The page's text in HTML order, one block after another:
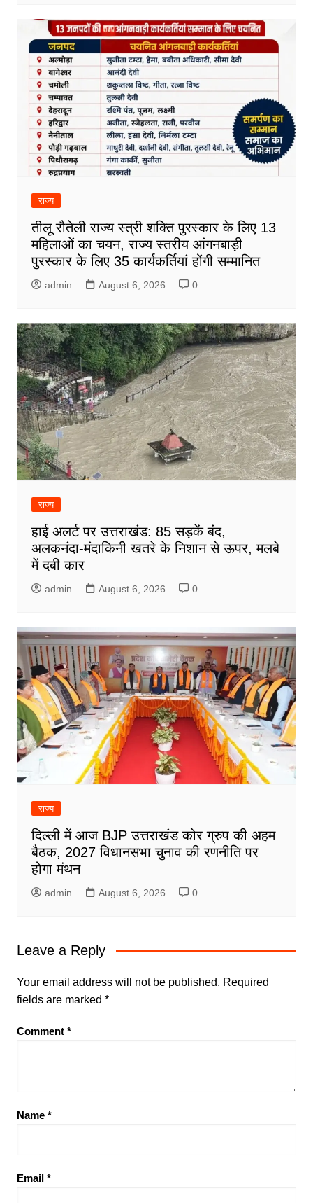
राज्य
तीलू रौतेली राज्य स्त्री शक्ति पुरस्कार के लिए 13
महिलाओं का चयन, राज्य स्तरीय आंगनबाड़ी
पुरस्कार के लिए 35 कार्यकर्तियां होंगी सम्मानित
admin August 6, 2026 0
राज्य
हाई अलर्ट पर उत्तराखंड: 85 सड़कें बंद,
अलकनंदा-मंदाकिनी खतरे के निशान से ऊपर, मलबे
में दबी कार
admin August 6, 2026 0
राज्य
दिल्ली में आज BJP उत्तराखंड कोर ग्रुप की अहम
बैठक, 2027 विधानसभा चुनाव की रणनीति पर
होगा मंथन
admin August 6, 2026 0
Leave a Reply
Your email address will not be published. Required
fields are marked *
Comment *
Name *
Email *